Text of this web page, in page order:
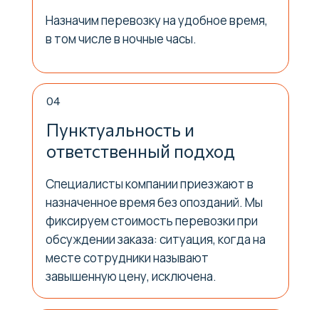
Назначим перевозку на удобное время,
в том числе в ночные часы.
Пунктуальность и
ответственный подход
Специалисты компании приезжают в
назначенное время без опозданий. Мы
фиксируем стоимость перевозки при
обсуждении заказа: ситуация, когда на
месте сотрудники называют
завышенную цену, исключена.
04
Адрес
г. Хабаровск
ул. Льва Толстого 15
Телефон
+7-924-404-00-59
Написать директору
Перевозка
Перевозка дивана
Перевозка кровати
Перевозка зеркал
Перевозка окон
Перевозка пианино
Перевозка холодильника